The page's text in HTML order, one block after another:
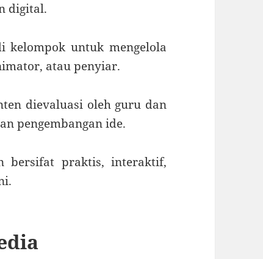
digital.
kelompok untuk mengelola
atau penyiar.
dievaluasi oleh guru dan
pengembangan ide.
bersifat praktis, interaktif,